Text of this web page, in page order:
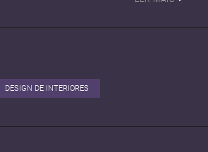
projeto relacionando aspectos artísticos,e,
DESIGN DE INTERIORES